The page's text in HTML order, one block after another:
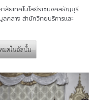
ลัยเทคโนโลยีราชมงคลธัญบุรี
กลาง สำนักวิทยบริการและ